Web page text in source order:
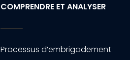
COMPRENDRE ET ANALYSER
Processus d’embrigadement